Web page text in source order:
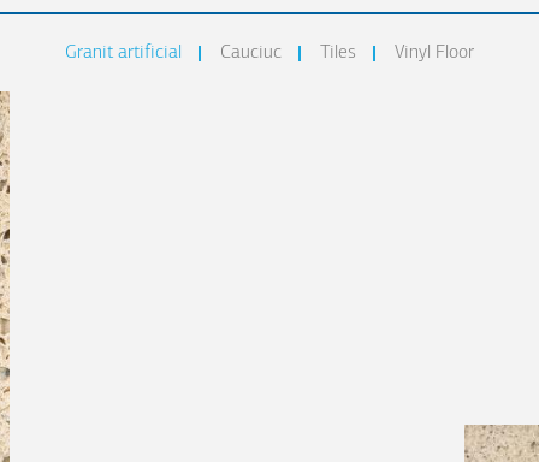
Granit artificial Cauciuc Tiles Vinyl Floor